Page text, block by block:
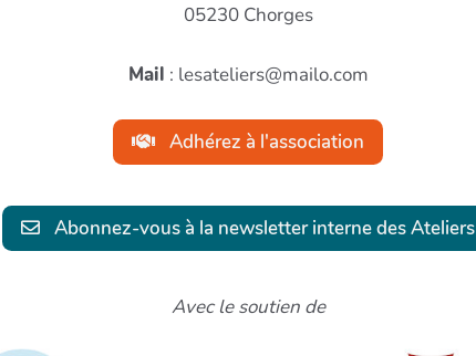
05230 Chorges
Mail : lesateliers@mailo.com
Adhérez à l'association
Abonnez-vous à la newsletter interne des Ateliers
Avec le soutien de